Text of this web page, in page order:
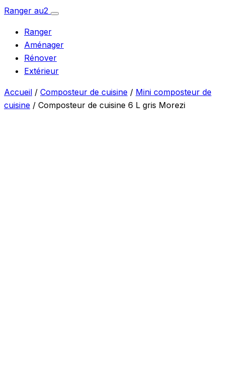
Aller
contenu
Ranger au2
Ouvrir
Ranger
Aménager
Rénover
Extérieur
Accueil / Composteur de cuisine / Mini composteur de
cuisine / Composteur de cuisine 6 L gris Morezi